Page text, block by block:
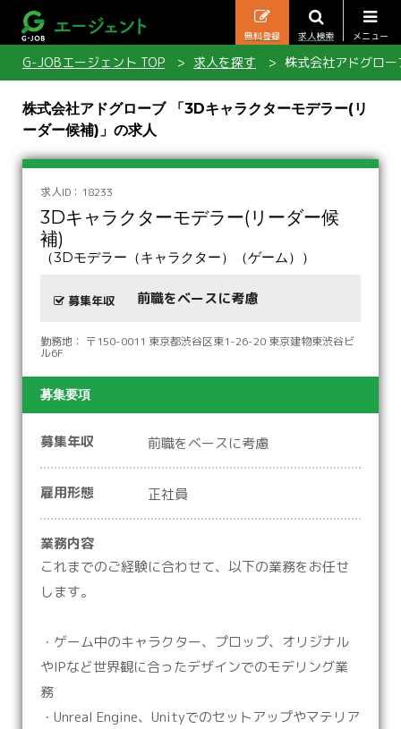
メニュー
求人検索
無料登録
G-JOBエージェント TOP 求人を探す 株式会社アドグロ
株式会社アドグローブ 「3Dキャラクターモデラー(リ
ーダー候補)」の求人
求人ID：18233
3Dキャラクターモデラー(リーダー候
補)
（3Dモデラー（キャラクター）（ゲーム））
募集年収 前職をベースに考慮
勤務地： 〒150-0011 東京都渋谷区東1-26-20 東京建物東渋谷ビ
ル6F
募集要項
募集年収 前職をベースに考慮
雇用形態 正社員
業務内容
これまでのご経験に合わせて、以下の業務をお任せ
します。
・ゲーム中のキャラクター、プロップ、オリジナル
やIPなど世界観に合ったデザインでのモデリング業
務
・Unreal Engine、Unityでのセットアップやマテリア